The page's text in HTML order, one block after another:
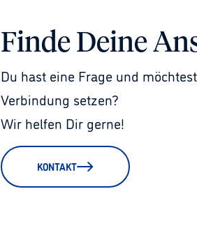
Finde Deine
Du hast eine Frage und
Verbindung setzen?
Wir helfen Dir gerne!
KONTAKT